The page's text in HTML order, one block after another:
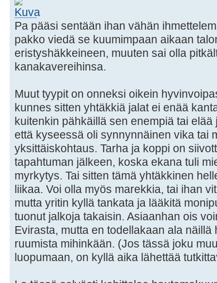
Pa pääsi sentään ihan vähän
pakko viedä se kuumimpaan aikaan
eristyshäkkeineen, muuten sai olla
kanakavereihinsa.
Muut tyypit on onneksi oikein
kunnes sitten yhtäkkiä jalat ei enää
kuitenkin pähkäillä sen enempiä tai
että kyseessä oli synnynnäinen vika tai
yksittäiskohtaus. Tarha ja koppi on
tapahtuman jälkeen, koska ekana tuli
myrkytys. Tai sitten tämä yhtäkkinen
liikaa. Voi olla myös marekkia, tai ihan
mutta yritin kyllä tankata ja lääkitä
tuonut jalkoja takaisin. Asiaanhan ois
Evirasta, mutta en todellakaan ala
ruumista mihinkään. (Jos tässä joku
luopumaan, on kyllä aika lähettää